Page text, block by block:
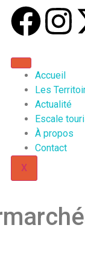
Accueil
Les
Actualité
Escale
À propos
Contact
X